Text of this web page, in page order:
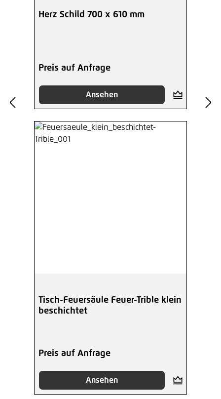
Herz Schild 700 x 610 mm
Preis auf Anfrage
Ansehen
Tisch-Feuersäule Feuer-Trible klein
beschichtet
Preis auf Anfrage
Ansehen